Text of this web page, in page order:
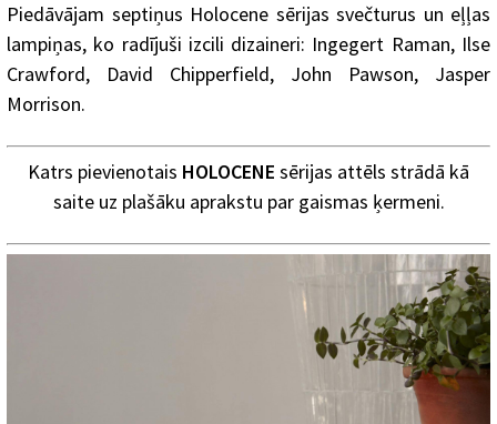
Piedāvājam septiņus Holocene sērijas svečturus un eļļas
lampiņas, ko radījuši izcili dizaineri: Ingegert Raman, Ilse
Crawford, David Chipperfield, John Pawson, Jasper
Morrison.
Katrs pievienotais HOLOCENE sērijas attēls strādā kā
saite uz plašāku aprakstu par gaismas ķermeni.